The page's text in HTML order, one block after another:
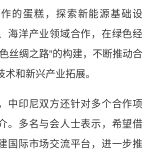
的蛋糕，探索新能源基础设
海洋产业领域合作，在绿色经
丝绸之路”的构建，不断推动合
和新兴产业拓展。
印尼双方还针对多个合作项
。多名与会人士表示，希望借
国际市场交流平台，进一步推